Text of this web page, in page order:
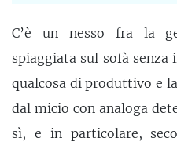
C’è un nesso fra la
spiaggiata sul sofà
qualcosa di produttivo e
dal micio con analoga
sì, e in particolare,